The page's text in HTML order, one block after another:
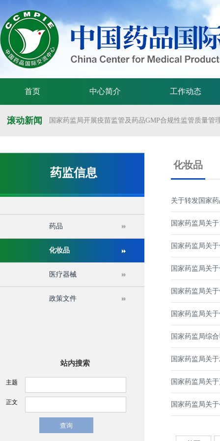
首页 中心简介 工作动态
滚动新闻 国家药监局开展疫苗监管及药品GMP合规性监管质量管
国家药监局药审中心关于发布《预防用mRNA疫苗临床
国家药监局药审中心关于发布《关于开发适宜药品包装
国家药监局 国家卫生健康委 国家中医药局 国家疾控局
国家药监局关于发布药品试验数据保护实施办法的公告
关于举办第十六届中国医疗器械监督管理国际会议的通
药监信息
药品
化妆品
医疗器械
政策文件
站内搜索
主题
正文
化妆品
关于转发国家
国家药监局关
国家药监局关
国家药监局关
国家药监局关
国家药监局关
国家药监局综
国家药监局关
国家药监局关
国家药监局关